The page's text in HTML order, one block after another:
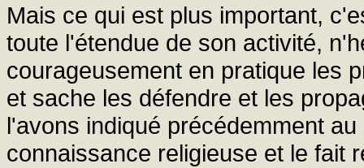
Mais ce qui est plus important,
toute l'étendue de son activité,
courageusement en pratique les
et sache les défendre et les
l'avons indiqué précédemment
connaissance religieuse et le fait